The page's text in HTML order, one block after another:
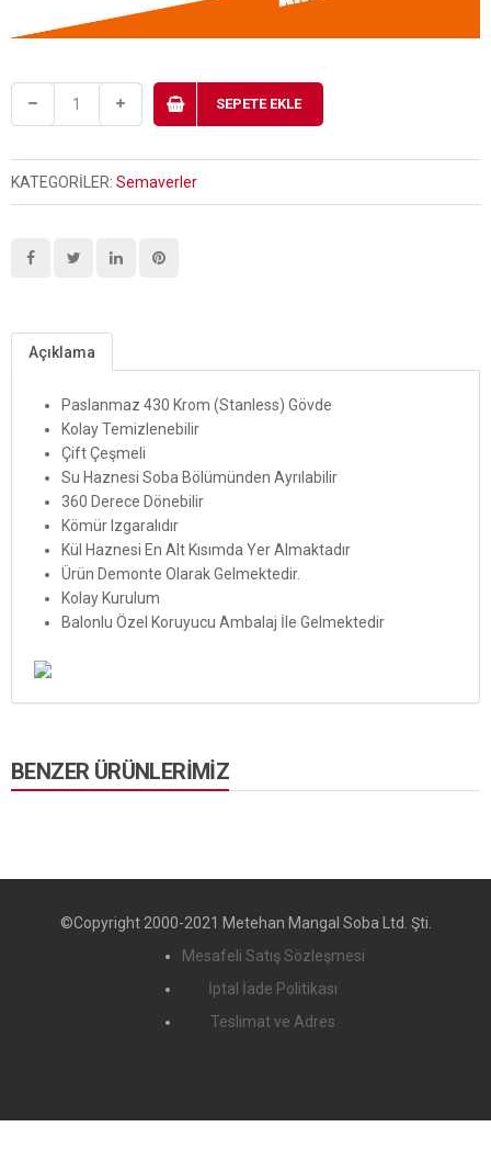
SEPETE EKLE
KATEGORILER: Semaverler
Açıklama
Paslanmaz 430 Krom (Stanless) Gövde
Kolay Temizlenebilir
Çift Çeşmeli
Su Haznesi Soba Bölümünden Ayrılabilir
360 Derece Dönebilir
Kömür Izgaralıdır
Kül Haznesi En Alt Kısımda Yer Almaktadır
Ürün Demonte Olarak Gelmektedir.
Kolay Kurulum
Balonlu Özel Koruyucu Ambalaj İle Gelmektedir
BENZER ÜRÜNLERIMIZ
©Copyright 2000-2021 Metehan Mangal Soba Ltd. Şti.
Mesafeli Satış Sözleşmesi
İptal İade Politikası
Teslimat ve Adres